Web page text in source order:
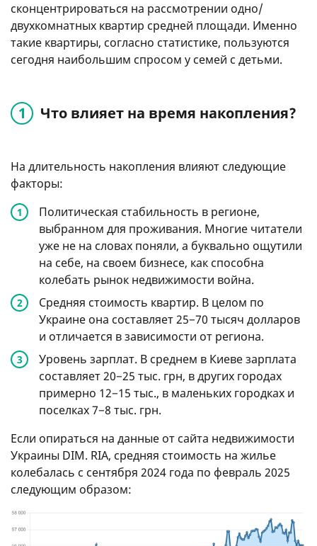
сконцентрироваться на рассмотрении одно/
двухкомнатных квартир средней площади. Именно
такие квартиры, согласно статистике, пользуются
сегодня наибольшим спросом у семей с детьми.
Что влияет на время накопления?
На длительность накопления влияют следующие
факторы:
Политическая стабильность в регионе,
выбранном для проживания. Многие читатели
уже не на словах поняли, а буквально ощутили
на себе, на своем бизнесе, как способна
колебать рынок недвижимости война.
Средняя стоимость квартир. В целом по
Украине она составляет 25−70 тысяч долларов
и отличается в зависимости от региона.
Уровень зарплат. В среднем в Киеве зарплата
составляет 20−25 тыс. грн, в других городах
примерно 12−15 тыс., в маленьких городках и
поселках 7−8 тыс. грн.
Если опираться на данные от сайта недвижимости
Украины DIM. RIA, средняя стоимость на жилье
колебалась с сентября 2024 года по февраль 2025
следующим образом: